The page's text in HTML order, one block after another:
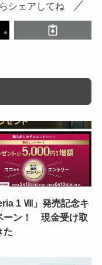
シェアしてね
1 Ⅷ」発売記念キ
ーン！ 現金受け取
た